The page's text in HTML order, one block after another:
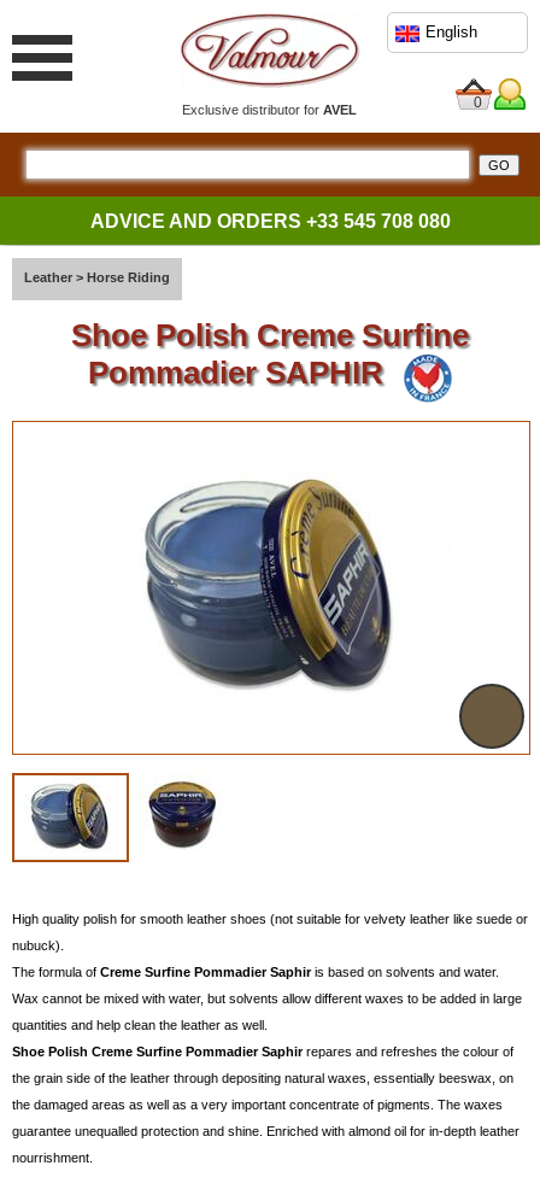
Exclusive distributor forAVEL
English
0
ADVICE AND ORDERS +33 545 708 080
Leather > Horse Riding
Shoe Polish Creme Surfine
Pommadier SAPHIR
High quality polish for smooth leather shoes (not suitable for velvety leather like suede or
nubuck).
The formula of Creme Surfine Pommadier Saphiris based on solvents and water.
Wax cannot be mixed with water, but solvents allow different waxes to be added in large
quantities and help clean the leather as well.
Shoe Polish Creme Surfine Pommadier Saphirrepares and refreshes the colour of
the grain side of the leather through depositing natural waxes, essentially beeswax, on
the damaged areas as well as a very important concentrate of pigments. The waxes
guarantee unequalled protection and shine. Enriched with almond oil for in-depth leather
nourrishment.